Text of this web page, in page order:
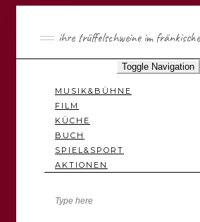
ihre trüffelschweine im
Toggle Navigation
MUSIK&BÜHNE
FILM
KÜCHE
BUCH
SPIEL&SPORT
AKTIONEN